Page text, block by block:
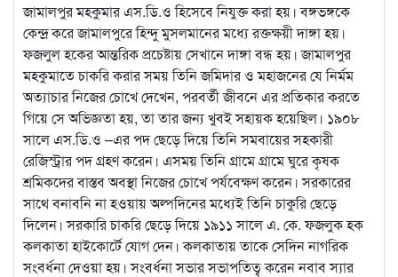
জামালপুর মহকুমার এস.ডি.ও হিসেবে নিযুক্ত করা হয়। বঙ্গভঙ্গকে
কেন্দ্র করে জামালপুরে হিন্দু মুসলমানের মধ্যে রক্তক্ষয়ী দাঙ্গা হয়।
ফজলুল হকের আন্তরিক প্রচেষ্টায় সেখানে দাঙ্গা বন্ধ হয়। জামালপুর
মহকুমাতে চাকরি করার সময় তিনি জমিদার ও মহাজনের যে নির্মম
অত্যাচার নিজের চোখে দেখেন, পরবর্তী জীবনে এর প্রতিকার করতে
গিয়ে সে অভিজ্ঞতা হয়, তা তার জন্য খুবই সহায়ক হয়েছিল। ১৯০৮
সালে এস.ডি.ও –এর পদ ছেড়ে দিয়ে তিনি সমবায়ের সহকারী
রেজিস্ট্রার পদ গ্রহণ করেন। এসময় তিনি গ্রামে গ্রামে ঘুরে কৃষক
শ্রমিকদের বাস্তব অবস্থা নিজের চোখে পর্যবেক্ষণ করেন। সরকারের
সাথে বনাবনি না হওয়ায় অল্পদিনের মধ্যেই তিনি চাকুরি ছেড়ে
দিলেন। সরকারি চাকরি ছেড়ে দিয়ে ১৯১১ সালে এ. কে. ফজলুক হক
কলকাতা হাইকোর্টে যোগ দেন। কলকাতায় তাকে সেদিন নাগরিক
সংবর্ধনা দেওয়া হয়। সংবর্ধনা সভার সভাপতিত্ব করেন নবাব স্যার